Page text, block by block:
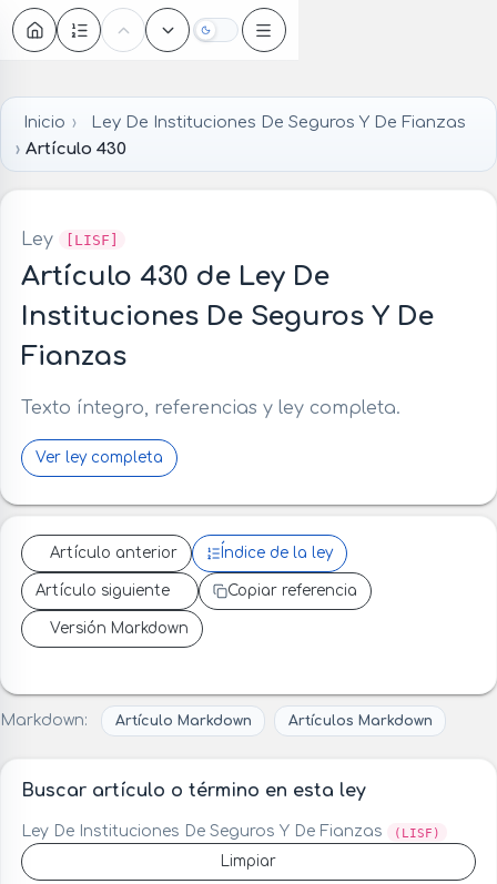
Oscuro
Inicio
Ley De Instituciones De Seguros Y De Fianzas
Artículo 430
Ley [LISF]
Artículo 430 de Ley De
Instituciones De Seguros Y De
Fianzas
Texto íntegro, referencias y ley completa.
Ver ley completa
Artículo anterior Índice de la ley
Artículo siguiente Copiar referencia
Versión Markdown
Markdown: Artículo Markdown Artículos Markdown
Buscar artículo o término en esta ley
Ley De Instituciones De Seguros Y De Fianzas (LISF)
Limpiar